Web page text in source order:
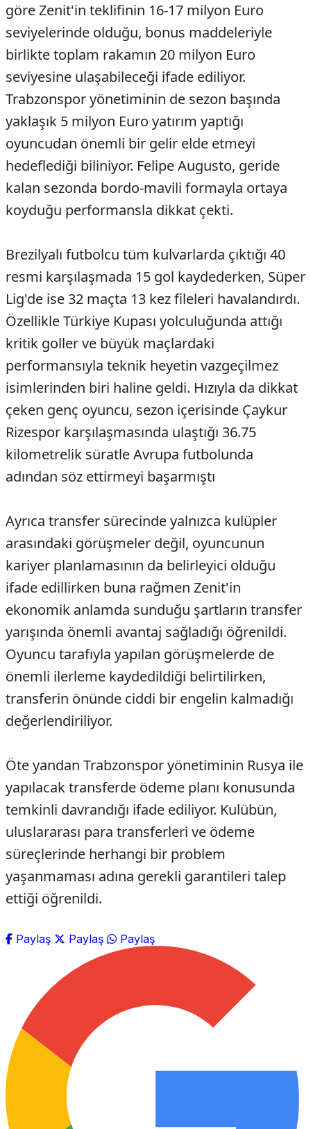
göre Zenit'in teklifinin 16-17 milyon Euro
seviyelerinde olduğu, bonus maddeleriyle
birlikte toplam rakamın 20 milyon Euro
seviyesine ulaşabileceği ifade ediliyor.
Trabzonspor yönetiminin de sezon başında
yaklaşık 5 milyon Euro yatırım yaptığı
oyuncudan önemli bir gelir elde etmeyi
hedeflediği biliniyor. Felipe Augusto, geride
kalan sezonda bordo-mavili formayla ortaya
koyduğu performansla dikkat çekti.
Brezilyalı futbolcu tüm kulvarlarda çıktığı 40
resmi karşılaşmada 15 gol kaydederken, Süper
Lig'de ise 32 maçta 13 kez fileleri havalandırdı.
Özellikle Türkiye Kupası yolculuğunda attığı
kritik goller ve büyük maçlardaki
performansıyla teknik heyetin vazgeçilmez
isimlerinden biri haline geldi. Hızıyla da dikkat
çeken genç oyuncu, sezon içerisinde Çaykur
Rizespor karşılaşmasında ulaştığı 36.75
kilometrelik süratle Avrupa futbolunda
adından söz ettirmeyi başarmıştı
Ayrıca transfer sürecinde yalnızca kulüpler
arasındaki görüşmeler değil, oyuncunun
kariyer planlamasının da belirleyici olduğu
ifade edillirken buna rağmen Zenit'in
ekonomik anlamda sunduğu şartların transfer
yarışında önemli avantaj sağladığı öğrenildi.
Oyuncu tarafıyla yapılan görüşmelerde de
önemli ilerleme kaydedildiği belirtilirken,
transferin önünde ciddi bir engelin kalmadığı
değerlendiriliyor.
Öte yandan Trabzonspor yönetiminin Rusya ile
yapılacak transferde ödeme planı konusunda
temkinli davrandığı ifade ediliyor. Kulübün,
uluslararası para transferleri ve ödeme
süreçlerinde herhangi bir problem
yaşanmaması adına gerekli garantileri talep
ettiği öğrenildi.
Paylaş Paylaş Paylaş